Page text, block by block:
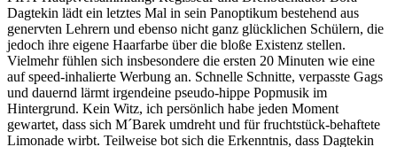
Dagtekin lädt ein letztes Mal in sein Panoptikum bestehend aus
genervten Lehrern und ebenso nicht ganz glücklichen Schülern, die
jedoch ihre eigene Haarfarbe über die bloße Existenz stellen.
Vielmehr fühlen sich insbesondere die ersten 20 Minuten wie eine
auf speed-inhalierte Werbung an. Schnelle Schnitte, verpasste Gags
und dauernd lärmt irgendeine pseudo-hippe Popmusik im
Hintergrund. Kein Witz, ich persönlich habe jeden Moment
gewartet, dass sich M´Barek umdreht und für fruchtstück-behaftete
Limonade wirbt. Teilweise bot sich die Erkenntnis, dass Dagtekin